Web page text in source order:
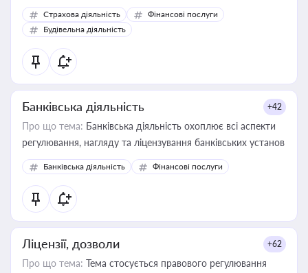
корисне для власника бізнесу, керівника, юриста або
бухгалтера під час оподаткування, приватизації, оренди
державного майна, корпоративних угод і перевірки
статусу суб'єктів оціночної діяльності
Страхова діяльність
Фінансові послуги
Будівельна діяльність
Банківська діяльність +42
Про що тема: Банківська діяльність охоплює всі аспекти
регулювання, нагляду та ліцензування банківських установ
Банківська діяльність Фінансові послуги
Ліцензії, дозволи +62
Про що тема: Тема стосується правового регулювання